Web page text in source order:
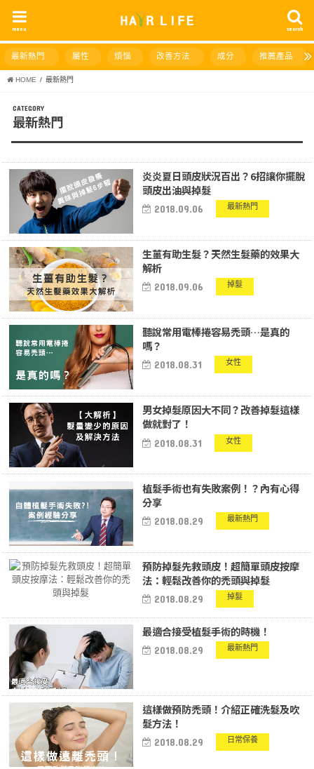
search
menu
最新熱門 屬性 煩惱 改善方法 成分 推薦產品
HOME 最新熱門
最新熱門
炎炎夏日頭皮狀況百出？6招讓你擺脫
頭皮出油與掉髮
2018.09.06 最新熱門
生薑有助生髮？天然生髮藥的效果大
解析
2018.09.06 掉髮
聽說常用電棒捲容易禿頭…是真的
嗎？
2018.08.31 女性
男女掉髮原因大不同？改善掉髮這樣
做就對了！
2018.08.31 女性
植髮手術也有失敗案例！？內有心得
分享
2018.08.29 最新熱門
預防掉髮先救頭皮！超簡單頭皮按摩
法：輕鬆改善你的禿頭與掉髮
2018.08.29 掉髮
最適合接受植髮手術的時機！
2018.08.29 最新熱門
這樣做預防禿頭！介紹正確洗髮及吹
髮方法！
2018.08.29 日常保養